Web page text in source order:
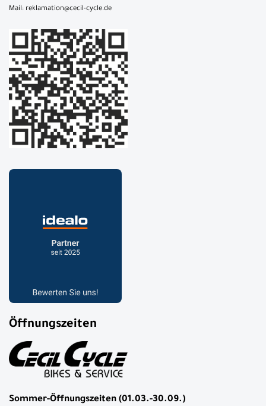
Mail: reklamation@cecil-cycle.de
Öffnungszeiten
Sommer-Öffnungszeiten (01.03.-30.09.)